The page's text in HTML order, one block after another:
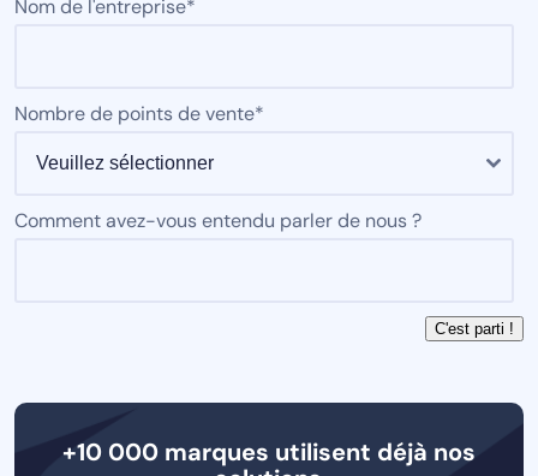
Nom de l'entreprise*
Nombre de points de vente*
Comment avez-vous entendu parler de nous ?
+10 000 marques utilisent déjà nos